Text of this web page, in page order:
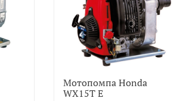
Мотопомпа Honda
WX15T E